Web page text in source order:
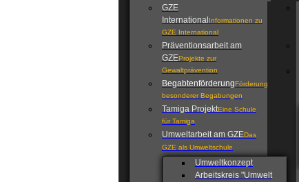
GZE
International Informationen zu
GZE International
Präventionsarbeit am
GZEProjekte zur
Gewaltprävention
BegabtenförderungFörderung
besonderer Begabungen
Tamiga ProjektEine Schule
für Tamiga
Umweltarbeit am GZEDas
GZE als Umweltschule
Umweltkonzept
Arbeitskreis "Umwelt